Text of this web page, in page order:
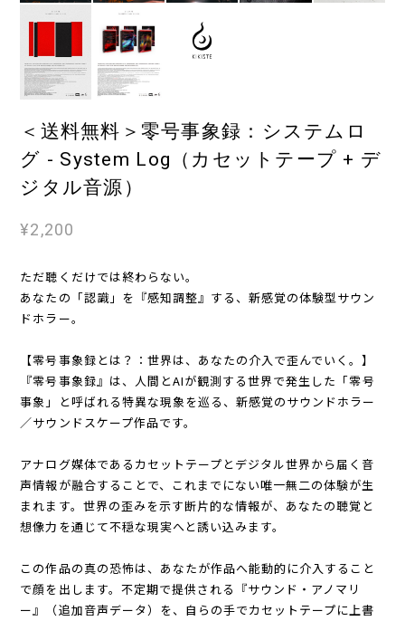
＜送料無料＞零号事象録：システムロ
グ - System Log（カセットテープ + デ
ジタル音源）
¥2,200
ただ聴くだけでは終わらない。
あなたの「認識」を『感知調整』する、新感覚の体験型サウン
ドホラー。
【零号事象録とは？：世界は、あなたの介入で歪んでいく。】
『零号事象録』は、人間とAIが観測する世界で発生した「零号
事象」と呼ばれる特異な現象を巡る、新感覚のサウンドホラー
／サウンドスケープ作品です。
アナログ媒体であるカセットテープとデジタル世界から届く音
声情報が融合することで、これまでにない唯一無二の体験が生
まれます。世界の歪みを示す断片的な情報が、あなたの聴覚と
想像力を通じて不穏な現実へと誘い込みます。
この作品の真の恐怖は、あなたが作品へ能動的に介入すること
で顔を出します。不定期で提供される『サウンド・アノマリ
ー』（追加音声データ）を、自らの手でカセットテープに上書